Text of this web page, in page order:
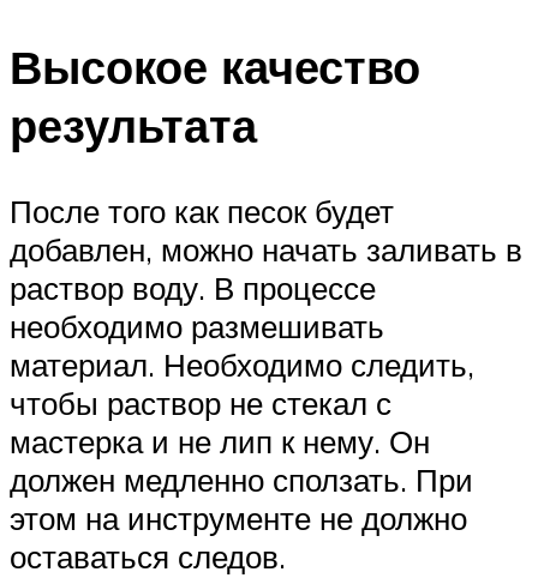
Высокое качество
результата
После того как песок будет
добавлен, можно начать заливать в
раствор воду. В процессе
необходимо размешивать
материал. Необходимо следить,
чтобы раствор не стекал с
мастерка и не лип к нему. Он
должен медленно сползать. При
этом на инструменте не должно
оставаться следов.